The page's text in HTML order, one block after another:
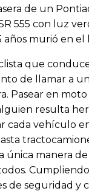
de un
555 con luz
años murió en el
que
de llamar a
Pasear en moto
resulta
cada vehículo
única manera
de seguridad y